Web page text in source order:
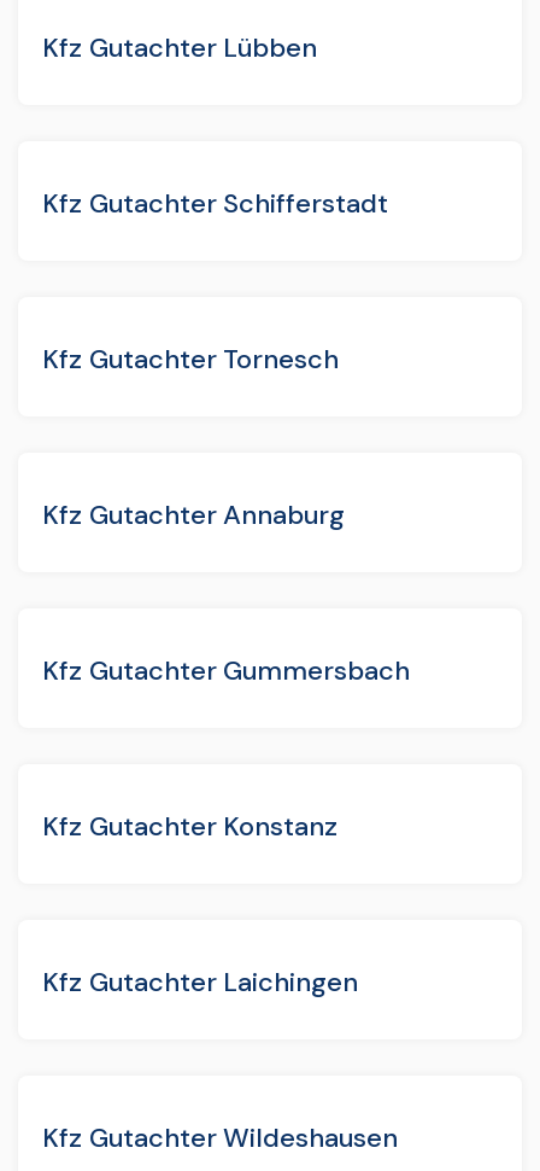
Kfz Gutachter Lübben
Kfz Gutachter Schifferstadt
Kfz Gutachter Tornesch
Kfz Gutachter Annaburg
Kfz Gutachter Gummersbach
Kfz Gutachter Konstanz
Kfz Gutachter Laichingen
Kfz Gutachter Wildeshausen